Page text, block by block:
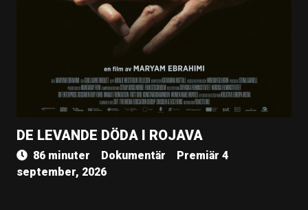
DE LEVANDE DÖDA I ROJAVA
86 minuter Dokumentär
Premiär 4
september, 2026